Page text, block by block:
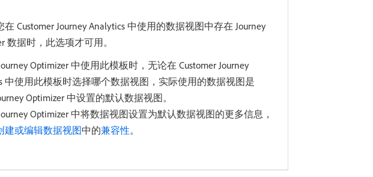
在 Customer Journey Analytics 中使用的数据视图中存在 Journey
数据时，此选项才可用。
Optimizer 中使用此模板时，无论在 Customer Journey
中使用此模板时选择哪个数据视图，实际使用的数据视图是
Optimizer 中设置的默认数据视图。
Optimizer 中将数据视图设置为默认数据视图的更多信息，
建或编辑数据视图中的兼容性。